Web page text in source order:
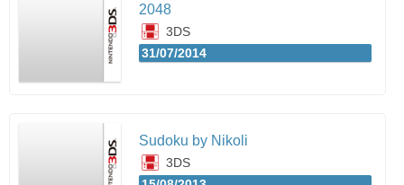
2048
3DS
31/07/2014
Sudoku by Nikoli
3DS